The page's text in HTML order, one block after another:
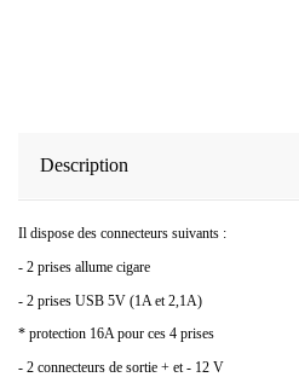
Description
Il dispose des connecteurs suivants :
- 2 prises allume cigare
- 2 prises USB 5V (1A et 2,1A)
* protection 16A pour ces 4 prises
- 2 connecteurs de sortie + et - 12 V